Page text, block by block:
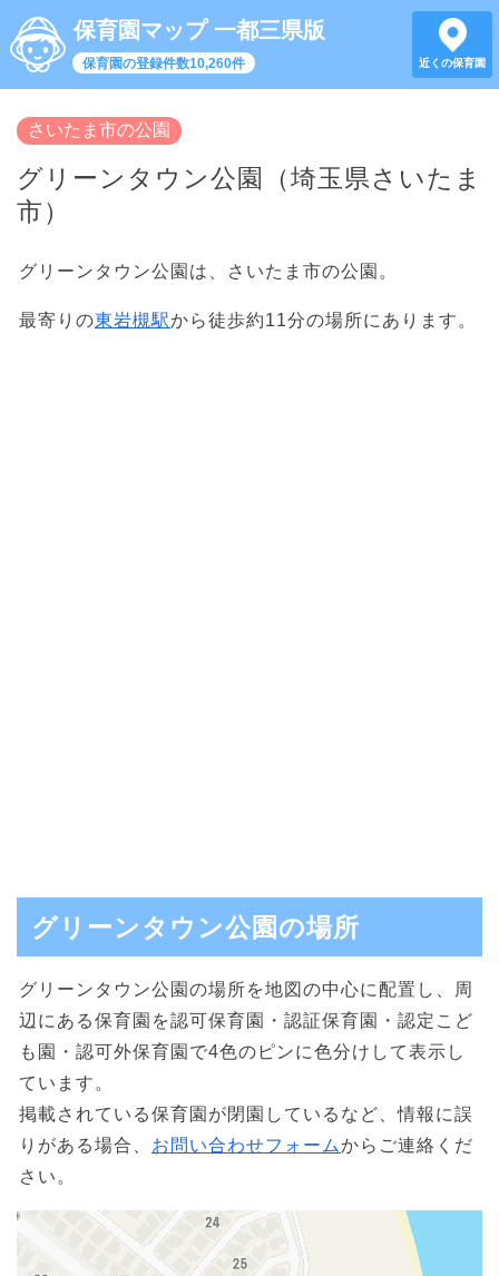
保育園マップ 一都三県版
保育園の登録件数10,260件 近くの保育園
さいたま市の公園
グリーンタウン公園（埼玉県さいたま
市）
グリーンタウン公園は、さいたま市の公園。
最寄りの東岩槻駅から徒歩約11分の場所にあります。
グリーンタウン公園の場所
グリーンタウン公園の場所を地図の中心に配置し、周
辺にある保育園を認可保育園・認証保育園・認定こど
も園・認可外保育園で4色のピンに色分けして表示し
ています。
掲載されている保育園が閉園しているなど、情報に誤
りがある場合、 お問い合わせフォームからご連絡くだ
さい。